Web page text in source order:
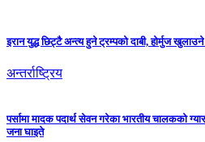
इरान युद्ध छिट्टै अन्त्य हुने ट्रम्पको दाबी, होर्मुज
अन्तर्राष्ट्रिय
पर्सामा मादक पदार्थ सेवन गरेका भारतीय चालकको
जना घाइते